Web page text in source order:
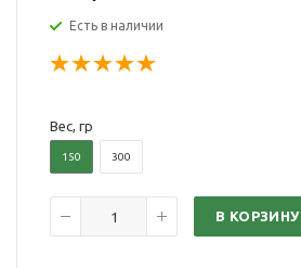
Есть в наличии
Вес, гр
150 300
В КОРЗИНУ